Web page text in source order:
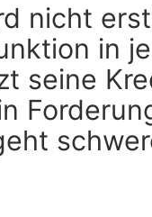
nicht
in
seine